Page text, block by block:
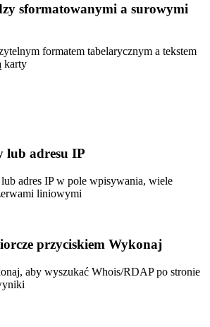
sformatowanymi a surowymi
formatem tabelarycznym a tekstem
karty
lub adresu IP
adres IP w pole wpisywania, wiele
liniowymi
przyciskiem Wykonaj
aby wyszukać Whois/RDAP po stronie